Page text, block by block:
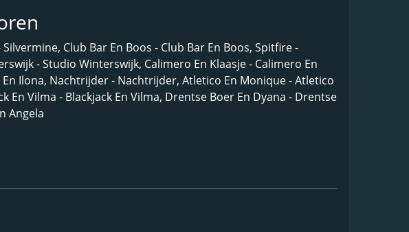
Club Bar En Boos - Club Bar En Boos, Spitfire -
- Studio Winterswijk, Calimero En Klaasje - Calimero En
Ilona, Nachtrijder - Nachtrijder, Atletico En Monique - Atletico
En Vilma - Blackjack En Vilma, Drentse Boer En Dyana - Drentse
Angela